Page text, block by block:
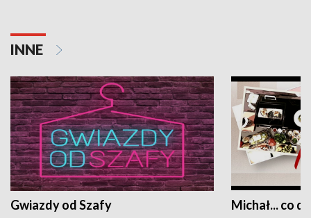
INNE
Gwiazdy od Szafy Michał... co